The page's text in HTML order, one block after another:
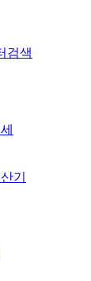
검색
기